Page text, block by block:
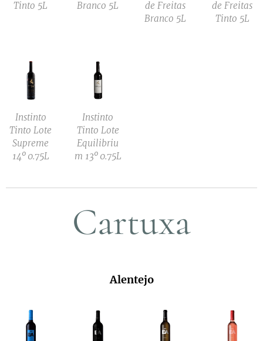
Tinto 5L Branco 5L
de Freitas
Branco 5L
de Freitas
Tinto 5L
Instinto
Tinto Lote
Supreme
14º 0.75L
Instinto
Tinto Lote
Equilibriu
m 13º 0.75L
Cartuxa
Alentejo